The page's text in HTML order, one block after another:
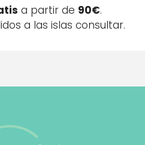
a partir de 90€.
a las islas consultar.